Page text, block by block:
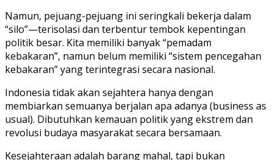
​Namun, pejuang-pejuang ini seringkali bekerja dalam
“silo”—terisolasi dan terbentur tembok kepentingan
politik besar. Kita memiliki banyak “pemadam
kebakaran”, namun belum memiliki “sistem pencegahan
kebakaran” yang terintegrasi secara nasional.
​Indonesia tidak akan sejahtera hanya dengan
membiarkan semuanya berjalan apa adanya (business as
usual). Dibutuhkan kemauan politik yang ekstrem dan
revolusi budaya masyarakat secara bersamaan.
​Kesejahteraan adalah barang mahal, tapi bukan